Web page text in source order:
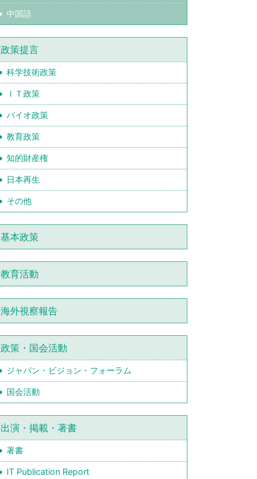
中国語
政策提言
科学技術政策
ＩＴ政策
バイオ政策
教育政策
知的財産権
日本再生
その他
基本政策
教育活動
海外視察報告
政策・国会活動
ジャパン・ビジョン・フォーラム
国会活動
出演・掲載・著書
著書
IT Publication Report